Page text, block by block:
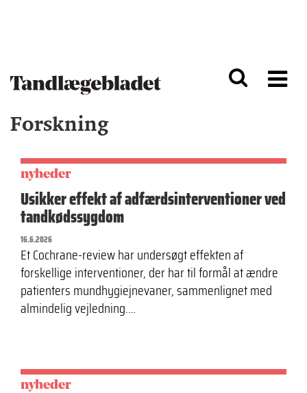
Forskning
nyheder
Usikker effekt af adfærdsinterventioner ved
tandkødssygdom
16.6.2026
Et Cochrane-review har undersøgt effekten af
forskellige interventioner, der har til formål at ændre
patienters mundhygiejnevaner, sammenlignet med
almindelig vejledning.…
nyheder